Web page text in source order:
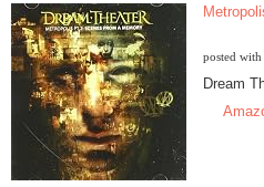
posted with
Dream